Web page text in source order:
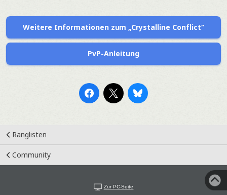
Weitere Informationen zum „Crystalline Conflict“
PvP-Anleitung
Ranglisten
Community
Zur PC-Seite